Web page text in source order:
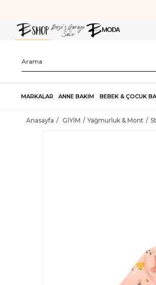
MARKALAR ANNE BAKIM BEBEK & ÇOCUK
Anasayfa GİYİM Yağmurluk & Mont